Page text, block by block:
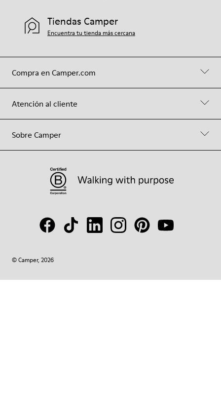
Compra en Camper.com
Atención al cliente
Sobre Camper
Tiendas Camper
Encuentra tu tienda más cercana
© Camper, 2026